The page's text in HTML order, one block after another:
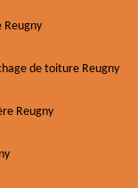
Reugny
de toiture Reugny
Reugny